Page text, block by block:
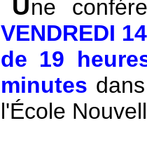
ne
VENDREDI
de 19
minutes
l'École